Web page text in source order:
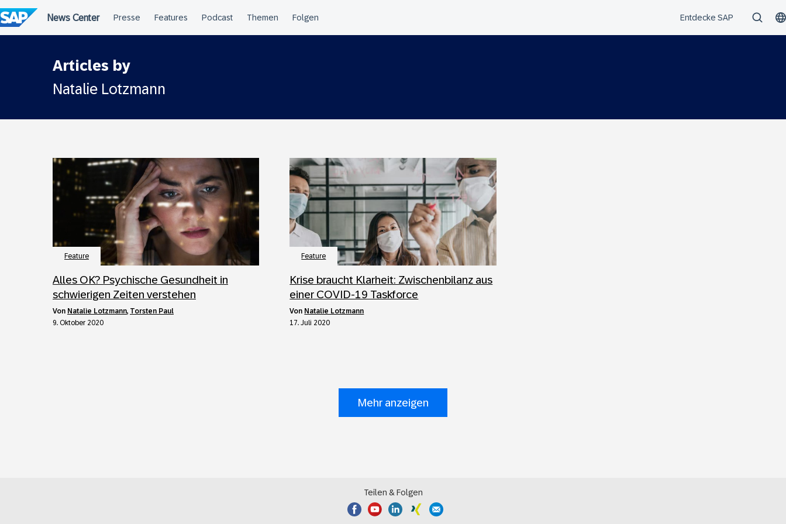
Articles by
Natalie Lotzmann
Feature
Alles OK? Psychische Gesundheit in
schwierigen Zeiten verstehen
von Natalie Lotzmann, Torsten Paul
9. Oktober 2020
Feature
Krise braucht Klarheit: Zwischenbilanz aus
einer COVID-19 Taskforce
von Natalie Lotzmann
17. Juli 2020
Mehr anzeigen
Teilen & Folgen